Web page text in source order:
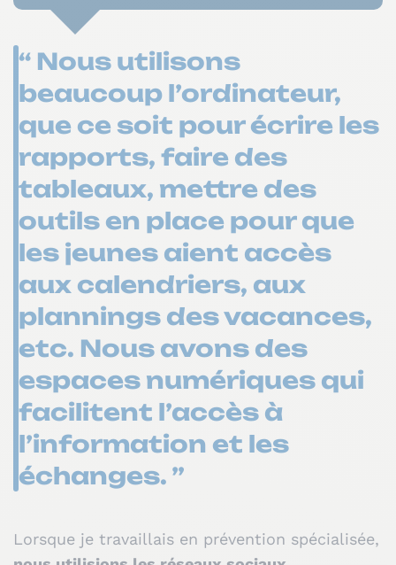
“ Nous utilisons
beaucoup l’ordinateur,
que ce soit pour écrire les
rapports, faire des
tableaux, mettre des
outils en place pour que
les jeunes aient accès
aux calendriers, aux
plannings des vacances,
etc. Nous avons des
espaces numériques qui
facilitent l’accès à
l’information et les
échanges. ”
Lorsque je travaillais en prévention spécialisée,